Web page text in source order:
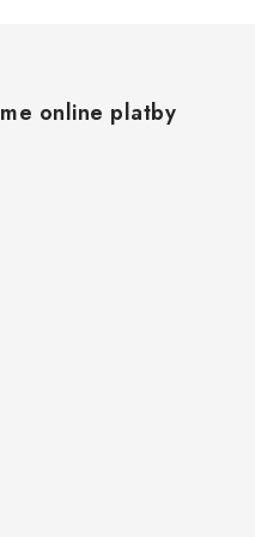
online platby